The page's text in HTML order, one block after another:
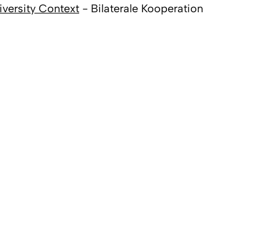
Context - Bilaterale Kooperation